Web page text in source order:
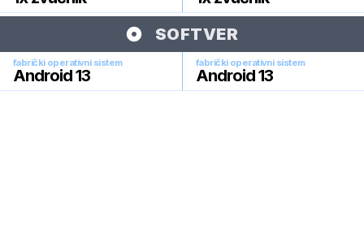
SOFTVER
fabrički operativni sistem
Android 13
fabrički operativni sistem
Android 13